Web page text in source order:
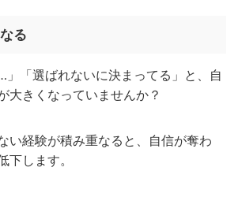
る
」「選ばれないに決まってる」と、自
大きくなっていませんか？
い経験が積み重なると、自信が奪わ
下します。